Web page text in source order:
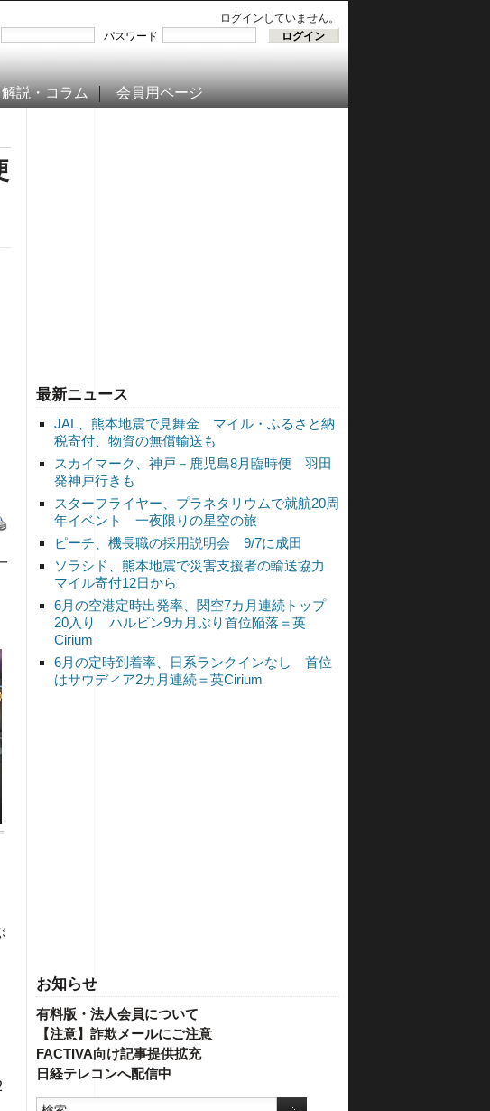
ログインしていません。
パスワード
解説・コラム 会員用ページ
最新ニュース
JAL、熊本地震で見舞金 マイル・ふるさと納
税寄付、物資の無償輸送も
スカイマーク、神戸－鹿児島8月臨時便 羽田
発神戸行きも
スターフライヤー、プラネタリウムで就航20周
年イベント 一夜限りの星空の旅
ピーチ、機長職の採用説明会 9/7に成田
ソラシド、熊本地震で災害支援者の輸送協力
マイル寄付12日から
6月の空港定時出発率、関空7カ月連続トップ
20入り ハルビン9カ月ぶり首位陥落＝英
Cirium
6月の定時到着率、日系ランクインなし 首位
はサウディア2カ月連続＝英Cirium
お知らせ
有料版・法人会員について
【注意】詐欺メールにご注意
FACTIVA向け記事提供拡充
日経テレコンへ配信中